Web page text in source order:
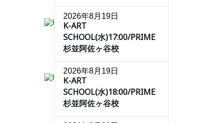
2026年8月19日
K-ART
SCHOOL(水)17:00/PRIME
杉並阿佐ヶ谷校
2026年8月19日
K-ART
SCHOOL(水)18:00/PRIME
杉並阿佐ヶ谷校